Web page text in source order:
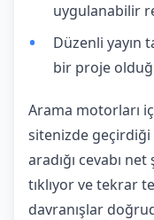
uygulanabilir
Düzenli yayın
bir proje
Arama motorları
sitenizde geçirdiği
aradığı cevabı
tıklıyor ve tekrar
davranışlar